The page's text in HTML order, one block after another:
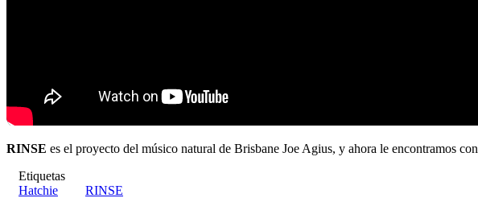
RINSE es el proyecto del músico natural de Brisbane Joe Agius, y ahora le encontramos con
Etiquetas
Hatchie
RINSE